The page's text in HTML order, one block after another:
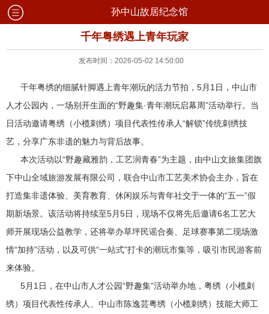
孙中山故居纪念馆
千年粤绣遇上青年玩家
发布时间：2026-05-02 14:50:00
千年粤绣的细腻针脚遇上青年潮玩的活力节拍，5月1日，中山市
人才公园内，一场别开生面的“野趣集·青年潮玩启幕周”活动举行。当
日活动邀请粤绣（小榄刺绣）项目代表性传承人“解锁”传统刺绣技
艺，分享广东非遗的魅力与背后故事。
本次活动以“野趣藏雅韵，工艺润青春”为主题，由中山文旅集团旗
下中山全域旅游发展有限公司，联合中山市工艺美术协会主办，旨在
打造集非遗体验、美育教育、休闲娱乐与青年社交于一体的“五一”假
期新场景。该活动将持续至5月5日，现场不仅将先后邀请6名工艺大
师开展现场公益教学，还将举办草坪民谣合奏、足球赛事第二现场激
情“加持”活动，以及可供“一站式”打卡的潮玩市集等，吸引市民游客前
来体验。
5月1日，在中山市人才公园“野趣集”活动举办地，粤绣（小榄刺
绣）项目代表性传承人、中山市陈逸芸粤绣（小榄刺绣）技能大师工